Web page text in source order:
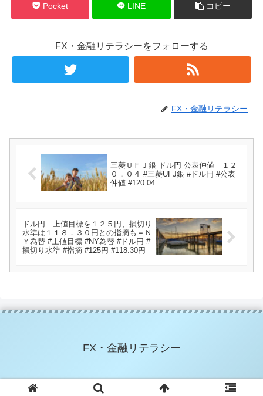
Pocket LINE コピー
FX・金融リテラシーをフォローする
FX・金融リテラシー
三菱ＵＦＪ銀 ドル円 公表仲値 １２
０．０４ #三菱UFJ銀 #ドル円 #公表
仲値 #120.04
ドル円 上値目標を１２５円、損切り
水準は１１８．３０円との指摘も＝Ｎ
Ｙ為替 #上値目標 #NY為替 #ドル円 #
損切り水準 #指摘 #125円 #118.30円
FX・金融リテラシー